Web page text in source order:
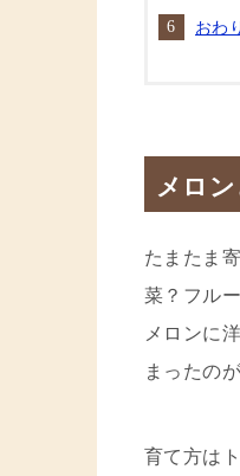
おわ
メロ
たまたま
菜？フル
メロンに
まったの
育て方は